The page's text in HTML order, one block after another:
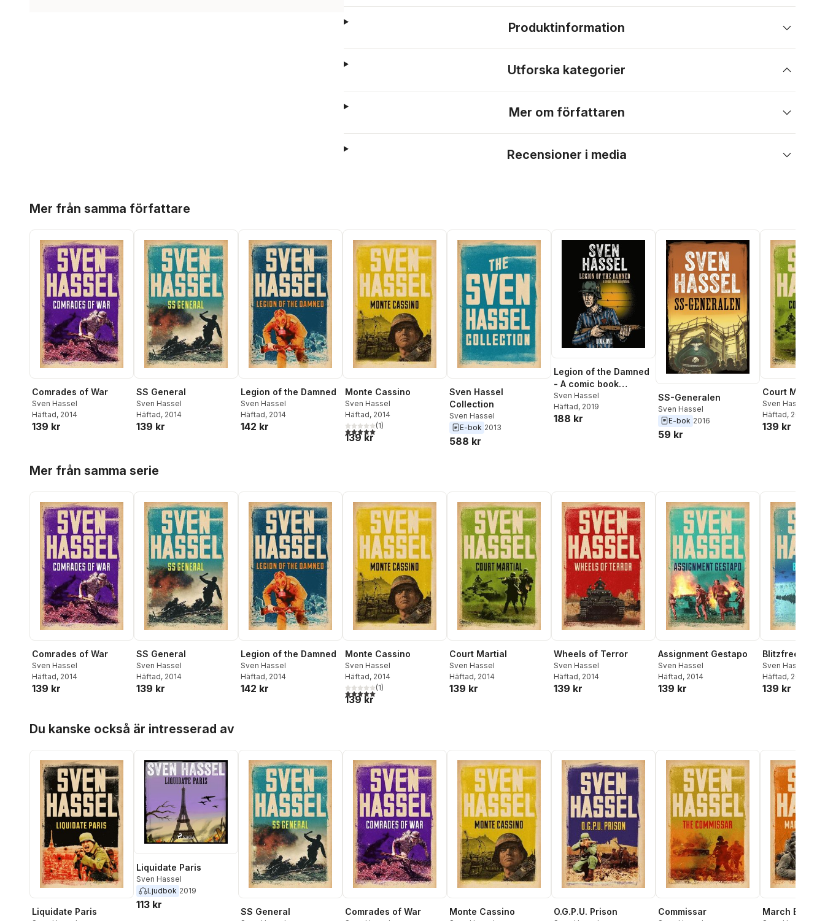
Produktinformation
Utforska kategorier
Mer om författaren
Recensioner i media
Mer från samma författare
Comrades of War
Sven Hassel
Häftad, 2014
139 kr
SS General
Sven Hassel
Häftad, 2014
139 kr
Legion of the Damned
Sven Hassel
Häftad, 2014
142 kr
Monte Cassino
Sven Hassel
Häftad, 2014
5,0utav 5 stjärnor. Totalt antal röster:
(1)
139 kr
Sven Hassel
Collection
Sven Hassel
E-bok 2013
588 kr
Legion of the Damned
- A comic book
adaptation
Sven Hassel
Häftad, 2019
188 kr
SS-Generalen
Sven Hassel
E-bok 2016
59 kr
Court Martial
Sven Hassel
Häftad, 2014
139 kr
Mer från samma serie
Comrades of War
Sven Hassel
Häftad, 2014
139 kr
SS General
Sven Hassel
Häftad, 2014
139 kr
Legion of the Damned
Sven Hassel
Häftad, 2014
142 kr
Monte Cassino
Sven Hassel
Häftad, 2014
5,0utav 5 stjärnor. Totalt antal röster:
(1)
139 kr
Court Martial
Sven Hassel
Häftad, 2014
139 kr
Wheels of Terror
Sven Hassel
Häftad, 2014
139 kr
Assignment Gestapo
Sven Hassel
Häftad, 2014
139 kr
Blitzfreeze
Sven Hassel
Häftad, 2014
139 kr
Du kanske också är intresserad av
Liquidate Paris
Liquidate Paris
Sven Hassel
Ljudbok 2019
113 kr
SS General Comrades of War Monte Cassino O.G.P.U. Prison Commissar March